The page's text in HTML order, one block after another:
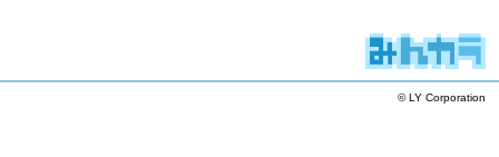
© LY Corporation